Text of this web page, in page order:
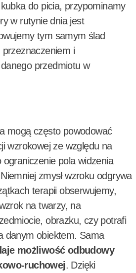
do picia, przypominamy
w rutynie dnia jest
tym samym ślad
i
przedmiotu w
mogą często powodować
wzrokowej ze względu na
pola widzenia
zmysł wzroku odgrywa
terapii obserwujemy,
na twarzy, na
obrazku, czy potrafi
danym obiektem. Sama
możliwość odbudowy
ruchowej. Dzięki